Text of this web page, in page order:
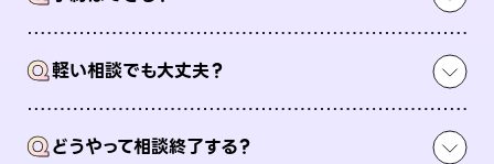
Q軽い相談でも大丈夫？
Qどうやって相談終了する？